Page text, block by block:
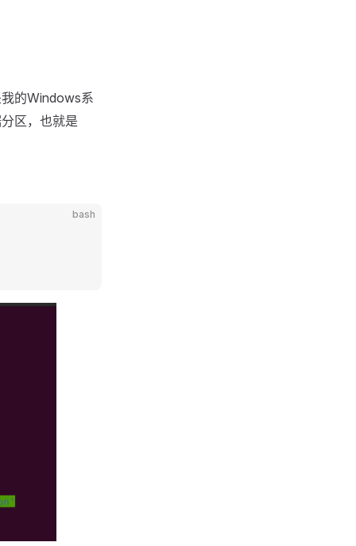
的Windows系
区，也就是
bash